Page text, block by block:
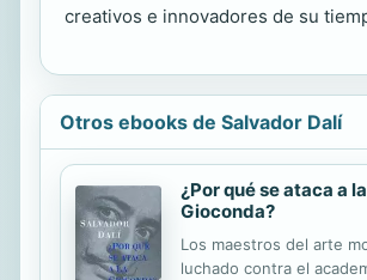
creativos e innovadores de su
Otros ebooks de Salvador Dalí
¿Por qué se ataca a la
Gioconda?
Los maestros del arte
luchado contra el